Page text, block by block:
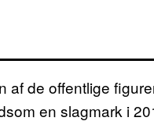
de offentlige
en slagmark i